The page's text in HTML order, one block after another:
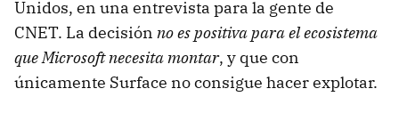
Unidos, en una entrevista para la gente de
CNET. La decisión no es positiva para el ecosistema
que Microsoft necesita montar, y que con
únicamente Surface no consigue hacer explotar.